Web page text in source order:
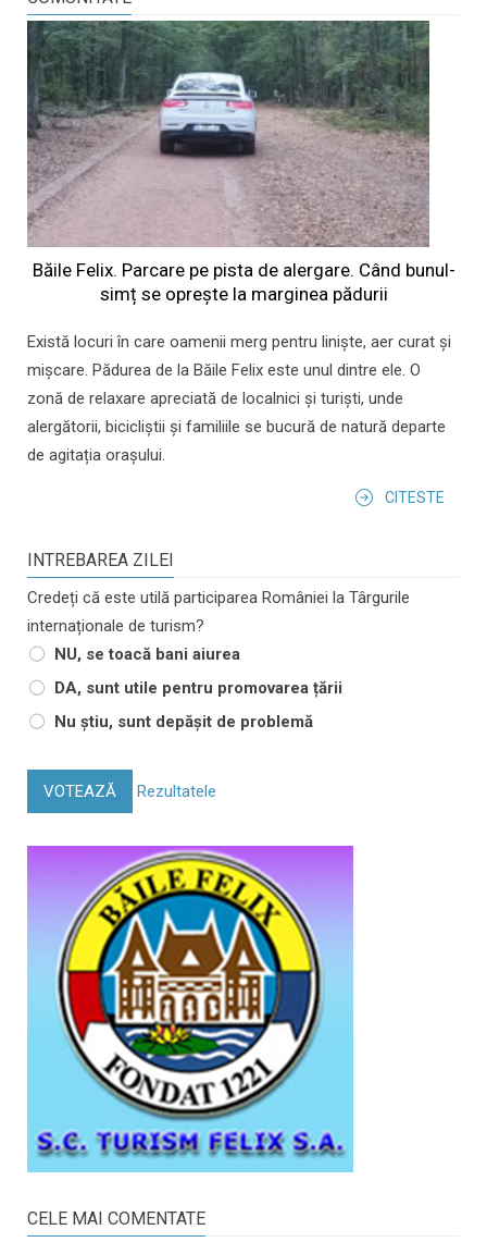
Băile Felix. Parcare pe pista de alergare. Când bunul-
simț se oprește la marginea pădurii
Există locuri în care oamenii merg pentru liniște, aer curat și
mișcare. Pădurea de la Băile Felix este unul dintre ele. O
zonă de relaxare apreciată de localnici și turiști, unde
alergătorii, bicicliștii și familiile se bucură de natură departe
de agitația orașului.
CITESTE
INTREBAREA ZILEI
Credeți că este utilă participarea României la Târgurile
internaționale de turism?
NU, se toacă bani aiurea
DA, sunt utile pentru promovarea țării
Nu știu, sunt depășit de problemă
VOTEAZĂ Rezultatele
CELE MAI COMENTATE